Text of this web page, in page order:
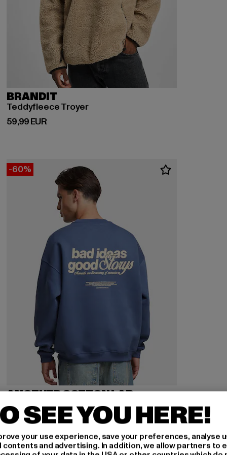
BRANDIT
Teddyfleece Troyer
59,99 EUR
Derzeitiger Preis: 59,99 EUR
-60%
ANOTHER COTTON LAB
Bad Ideas Good Storys Oversize
32,00 EUR
Derzeitiger Preis: 32,00 EUR
79,99 EUR Aktionspreis: 79,99 EUR
SEE YOU HERE!
your use experience, save your preferences, analyse
and advertising. In addition, we allow partners to